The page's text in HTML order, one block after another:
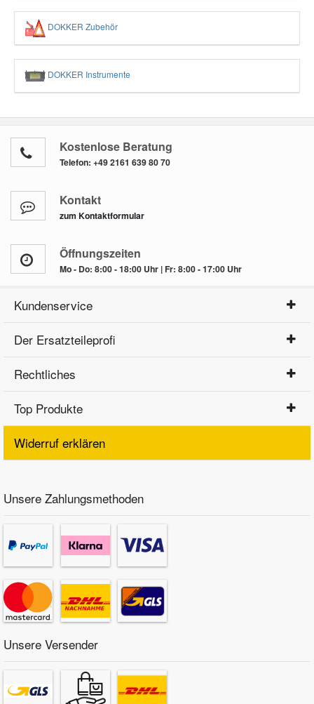
DOKKER Zubehör
DOKKER Instrumente
Kostenlose Beratung
Telefon: +49 2161 639 80 70
Kontakt
zum Kontaktformular
Öffnungszeiten
Mo - Do: 8:00 - 18:00 Uhr | Fr: 8:00 - 17:00 Uhr
Kundenservice
Der Ersatzteileprofi
Rechtliches
Top Produkte
Widerruf erklären
Unsere Zahlungsmethoden
Unsere Versender